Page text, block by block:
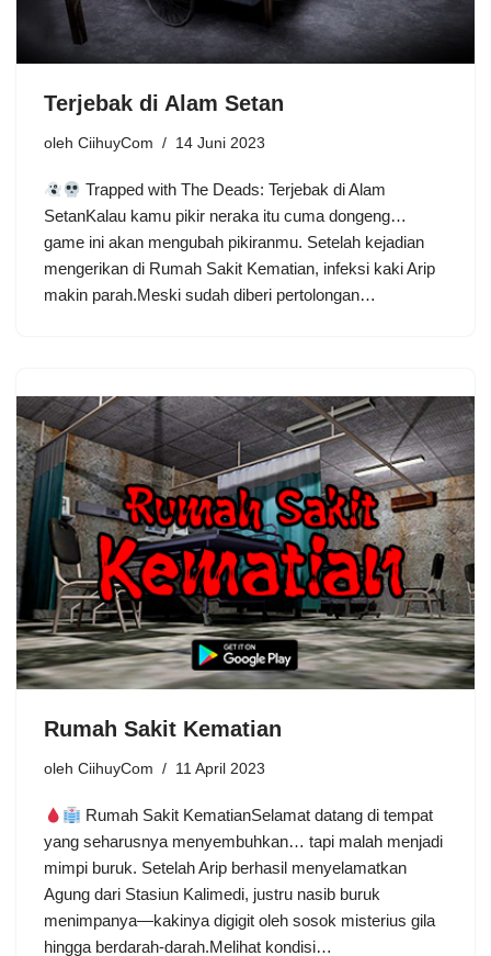
Terjebak di Alam Setan
oleh CiihuyCom 14 Juni 2023
Trapped with The Deads: Terjebak di Alam
SetanKalau kamu pikir neraka itu cuma dongeng…
game ini akan mengubah pikiranmu. Setelah kejadian
mengerikan di Rumah Sakit Kematian, infeksi kaki Arip
makin parah.Meski sudah diberi pertolongan…
Rumah Sakit Kematian
oleh CiihuyCom 11 April 2023
Rumah Sakit KematianSelamat datang di tempat
yang seharusnya menyembuhkan… tapi malah menjadi
mimpi buruk. Setelah Arip berhasil menyelamatkan
Agung dari Stasiun Kalimedi, justru nasib buruk
menimpanya—kakinya digigit oleh sosok misterius gila
hingga berdarah-darah.Melihat kondisi…